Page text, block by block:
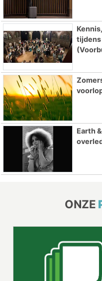
tijdens
Earth
ONZE